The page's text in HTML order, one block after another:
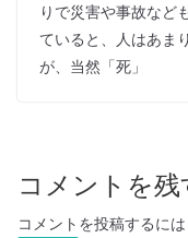
りで災害や事故など
ていると、人はあま
が、当然「死」
コメントを残
コメントを投稿するには